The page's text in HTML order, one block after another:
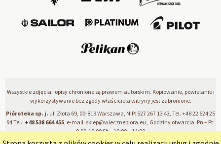
Wszystkie zdjęcia i opisy chronione są prawem autorskim. Kopiowanie, powielanie i
wykorzystywanie bez zgody właściciela witryny jest zabronione.
Pióroteka sp. j. ul. Złota 69, 00-819 Warszawa, NIP: 527 267 13 43, Tel. +48 22 624 25
94Tel.: +48 538 664 455 , e-mail: sklep@wiecznepiora.eu , Godziny otwarcia: Pn – Pt:
9.00-19.00 Sb – 10:00 – 14:00